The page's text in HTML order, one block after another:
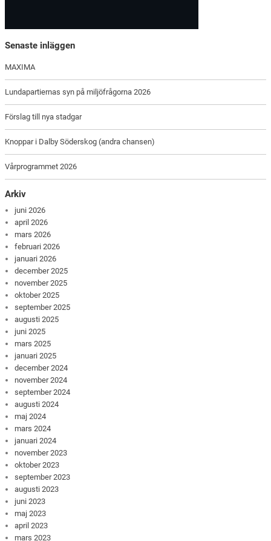
Senaste inläggen
MAXIMA
Lundapartiernas syn på miljöfrågorna 2026
Förslag till nya stadgar
Knoppar i Dalby Söderskog (andra chansen)
Vårprogrammet 2026
Arkiv
juni 2026
april 2026
mars 2026
februari 2026
januari 2026
december 2025
november 2025
oktober 2025
september 2025
augusti 2025
juni 2025
mars 2025
januari 2025
december 2024
november 2024
september 2024
augusti 2024
maj 2024
mars 2024
januari 2024
november 2023
oktober 2023
september 2023
augusti 2023
juni 2023
maj 2023
april 2023
mars 2023